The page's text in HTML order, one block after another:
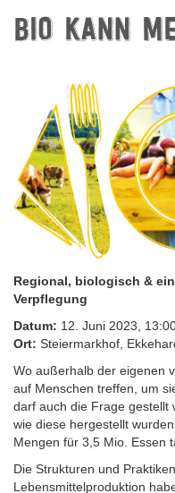
BIO KANN
Regional, biologisch &
Verpflegung
Datum: 12. Juni 2023,
Ort: Steiermarkhof,
Wo außerhalb der eigenen
auf Menschen treffen, um
darf auch die Frage gestellt
wie diese hergestellt
Mengen für 3,5 Mio. Essen
Die Strukturen und
Lebensmittelproduktion